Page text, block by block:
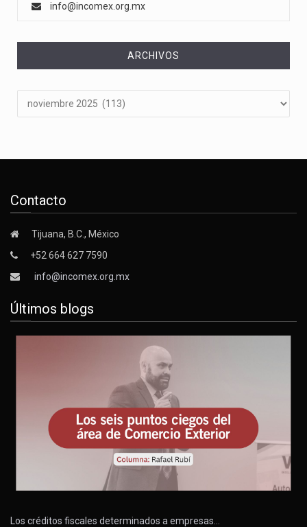
info@incomex.org.mx
ARCHIVOS
Contacto
Tijuana, B.C., México
+52 664 627 7590
info@incomex.org.mx
Últimos blogs
Los créditos fiscales determinados a empresas…